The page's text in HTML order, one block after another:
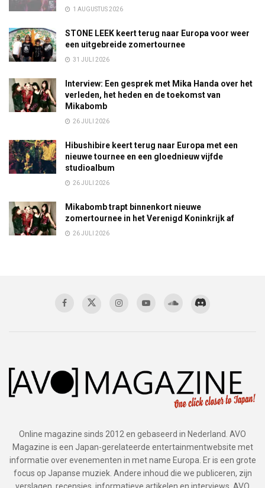
1 AUGUSTUS 2026
STONE LEEK keert terug naar Europa voor weer
een uitgebreide zomertournee
31 JULI 2026
Interview: Een gesprek met Mika Handa over het
verleden, het heden en de toekomst van
Mikabomb
26 JULI 2026
Hibushibire keert terug naar Europa met een
nieuwe tournee en een gloednieuw vijfde
studioalbum
26 JULI 2026
Mikabomb trapt binnenkort nieuwe
zomertournee in het Verenigd Koninkrijk af
26 JULI 2026
Online magazine sinds 2012 en gebaseerd in Nederland. AVO
Magazine is een Japan-gerelateerde entertainmentwebsite met
informatie over evenementen in met name Europa. Er is een grote
focus op Japanse muziek. Andere inhoud die we publiceren, zijn
verslagen, recensies, informatieve artikelen en interviews. AVO